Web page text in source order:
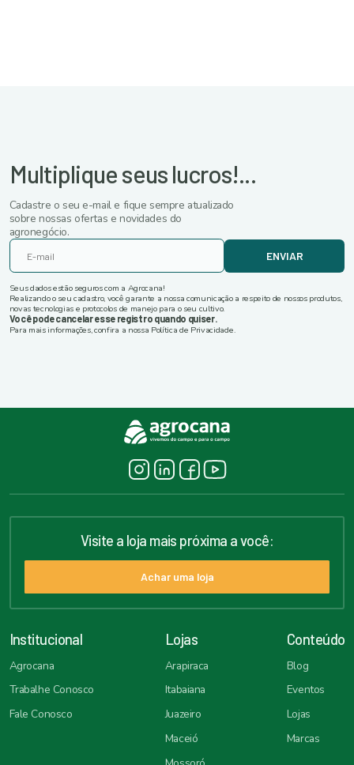
Multiplique seus lucros!...
Cadastre o seu e-mail e fique sempre atualizado
sobre nossas ofertas e novidades do
agronegócio.
ENVIAR
Seus dados estão seguros com a Agrocana!
Realizando o seu cadastro, você garante a nossa comunicação a respeito de nossos produtos,
novas tecnologias e protocolos de manejo para o seu cultivo.
Você pode cancelar esse registro quando quiser.
Para mais informações, confira a nossa Política de Privacidade.
Institucional
Agrocana
Trabalhe Conosco
Fale Conosco
Lojas
Arapiraca
Itabaiana
Juazeiro
Maceió
Conteúdo
Blog
Eventos
Lojas
Marcas
Visite a loja mais próxima a você:
Achar uma loja